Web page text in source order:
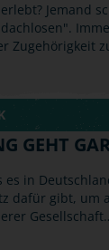
Jemand
Zugehörigkeit
GEHT
es in
dafür gibt, um